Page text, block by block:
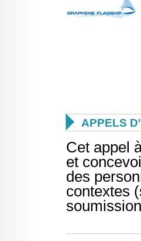
 APPELS
Cet appel
et
des
contextes